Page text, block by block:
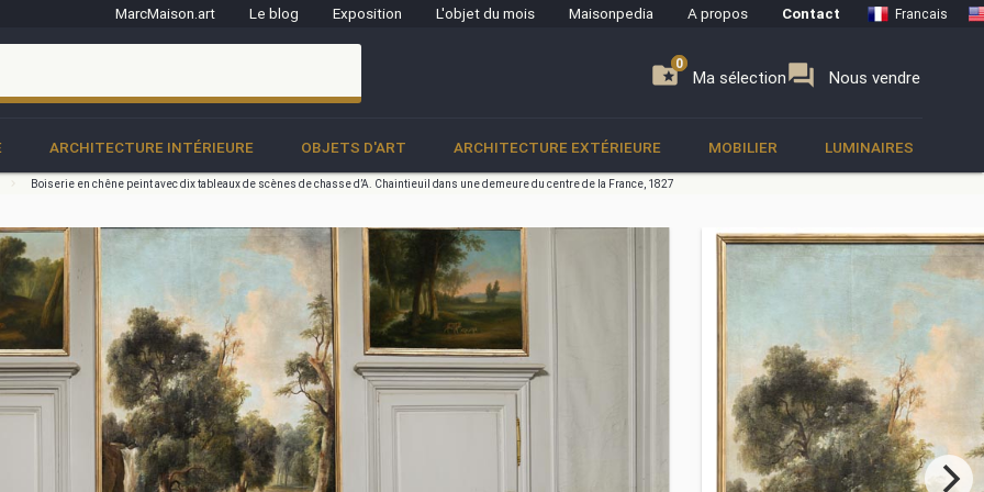
MarcMaison.art Le blog Exposition L'objet du mois Maisonpedia A propos Contact Francais
folder_special Ma sélection
0 forum Nous vendre
0
ARCHITECTURE INTÉRIEURE OBJETS D'ART ARCHITECTURE EXTÉRIEURE MOBILIER LUMINAIRES
Boiserie en chêne peint avec dix tableaux de scènes de chasse d’A. Chaintieuil dans une demeure du centre de la France, 1827